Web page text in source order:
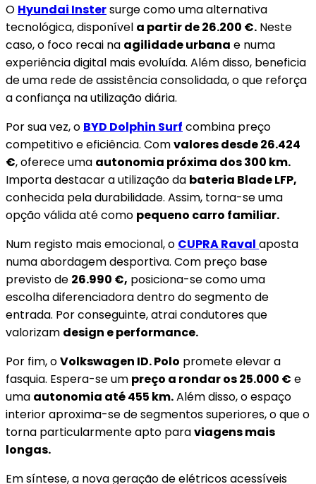
O Hyundai Instersurge como uma alternativa
tecnológica, disponível a partir de 26.200 €. Neste
caso, o foco recai na agilidade urbana e numa
experiência digital mais evoluída. Além disso, beneficia
de uma rede de assistência consolidada, o que reforça
a confiança na utilização diária.
Por sua vez, o BYD Dolphin Surf combina preço
competitivo e eficiência. Comvalores desde 26.424
€, oferece uma autonomia próxima dos 300 km.
Importa destacar a utilização da bateria Blade LFP,
conhecida pela durabilidade. Assim, torna-se uma
opção válida até como pequeno carro familiar.
Num registo mais emocional, o CUPRA Raval aposta
numa abordagem desportiva. Com preço base
previsto de 26.990 €, posiciona-se como uma
escolha diferenciadora dentro do segmento de
entrada. Por conseguinte, atrai condutores que
valorizam design e performance.
Por fim, oVolkswagen ID. Polo promete elevar a
fasquia. Espera-se um preço a rondar os 25.000 € e
uma autonomia até 455 km.Além disso, o espaço
interior aproxima-se de segmentos superiores, o que o
torna particularmente apto paraviagens mais
longas.
Em síntese, a nova geração de elétricos acessíveis